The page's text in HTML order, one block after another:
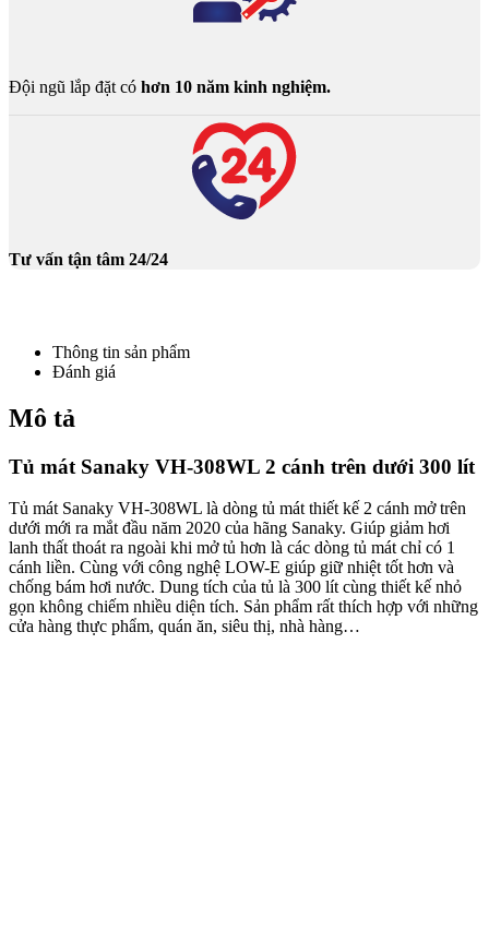
Đội ngũ lắp đặt có hơn 10 năm kinh nghiệm.
Tư vấn tận tâm 24/24
Thông tin sản phẩm
Đánh giá
Mô tả
Tủ mát Sanaky VH-308WL 2 cánh trên dưới 300 lít
Tủ mát Sanaky VH-308WL là dòng tủ mát thiết kế 2 cánh mở trên
dưới mới ra mắt đầu năm 2020 của hãng Sanaky. Giúp giảm hơi
lanh thất thoát ra ngoài khi mở tủ hơn là các dòng tủ mát chỉ có 1
cánh liền. Cùng với công nghệ LOW-E giúp giữ nhiệt tốt hơn và
chống bám hơi nước. Dung tích của tủ là 300 lít cùng thiết kế nhỏ
gọn không chiếm nhiều diện tích. Sản phẩm rất thích hợp với những
cửa hàng thực phẩm, quán ăn, siêu thị, nhà hàng…